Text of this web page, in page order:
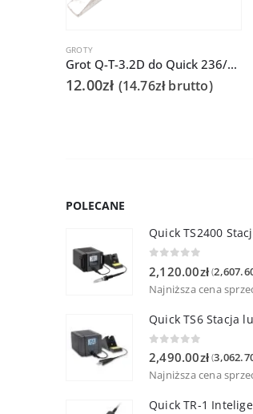
GROTY
Grot Q-T-3.2D do Quick 236/706/936A/3104/3102/TS1100
12.00zł (14.76złbrutto)
POLECANE
Quick TS2400
2,120.00zł (
Najniższa cena
2,490.00zł (
Najniższa cena